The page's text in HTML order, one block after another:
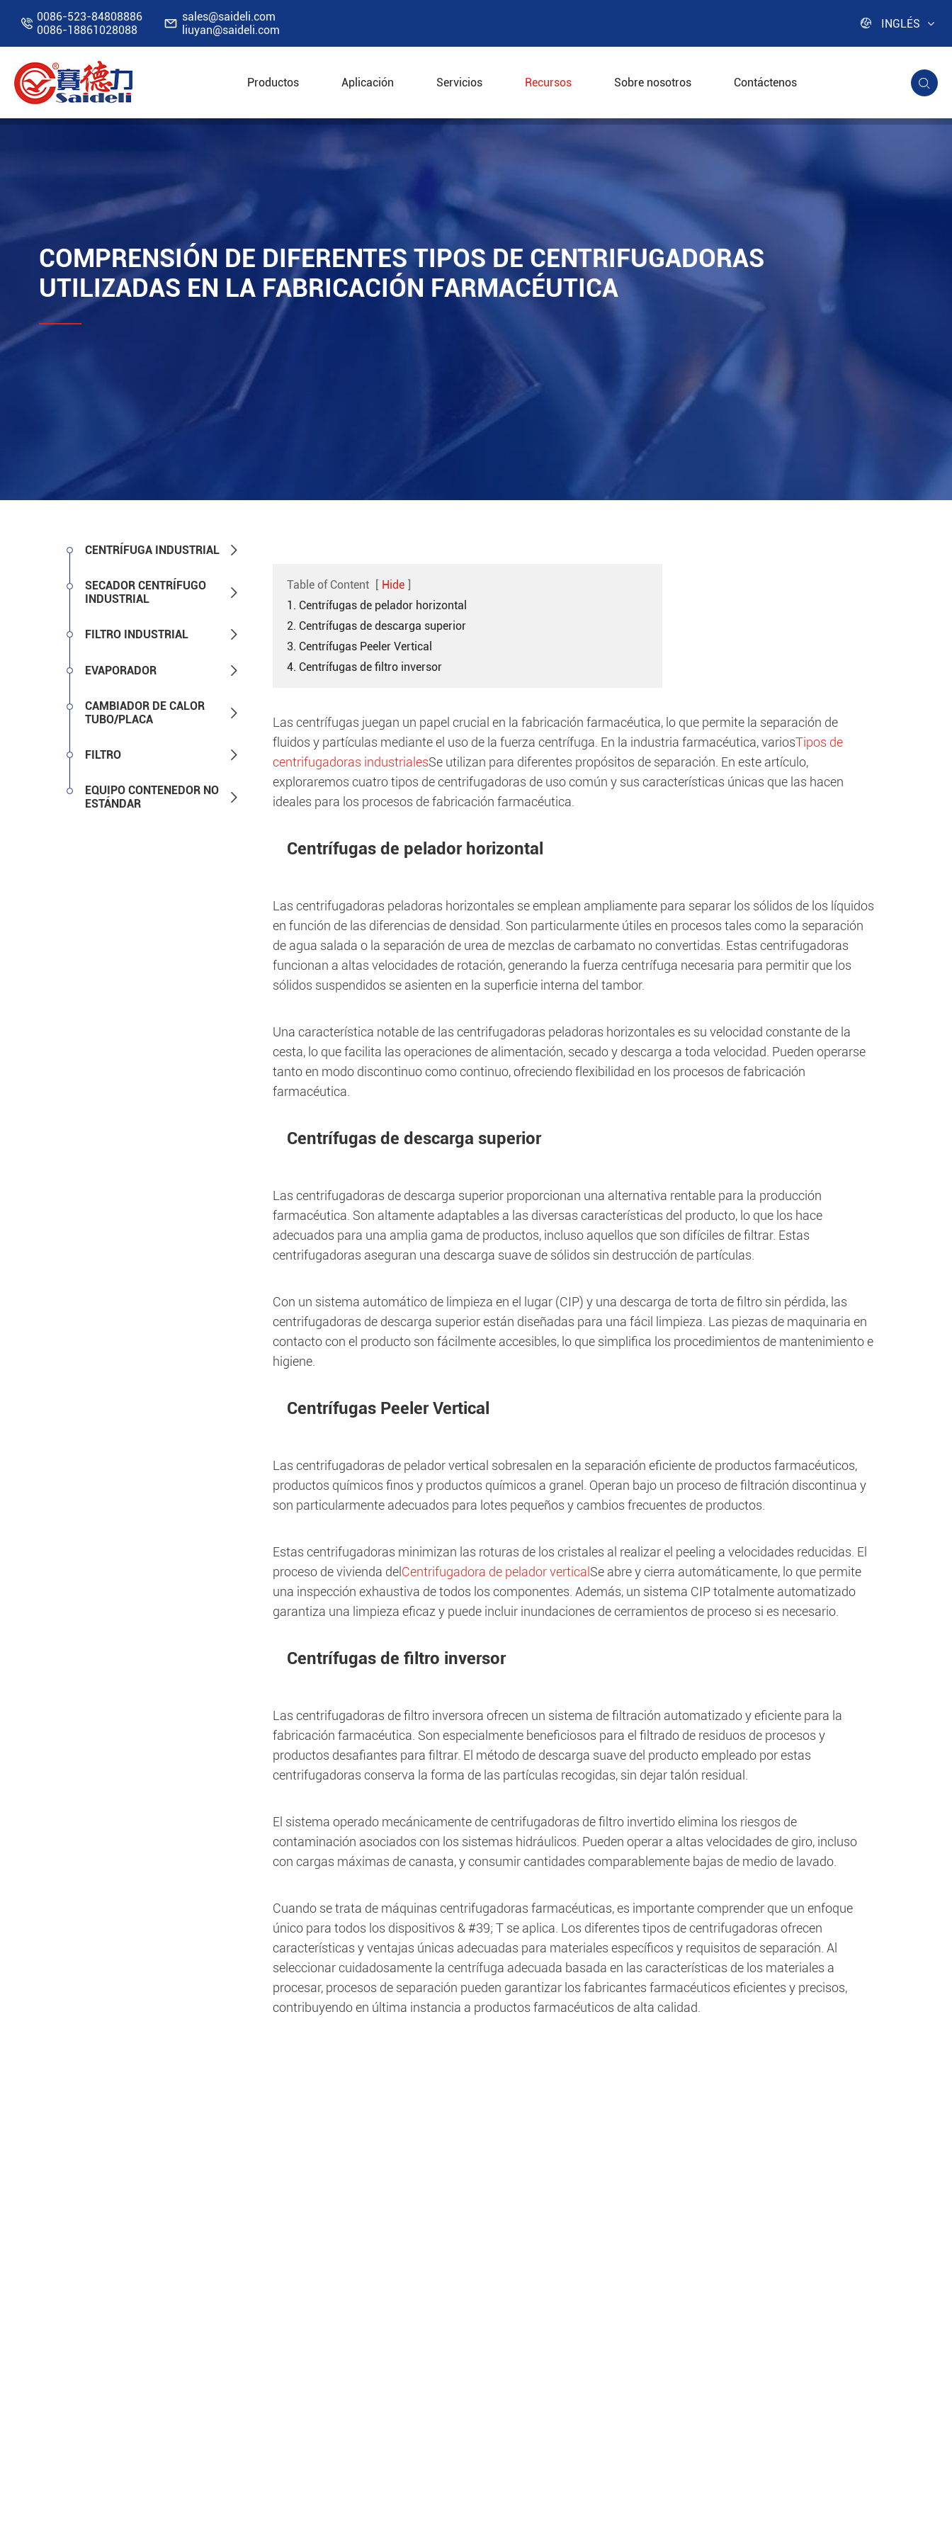
 0086-523-84808886
0086-18861028088
 sales@saideli.com
liuyan@saideli.com
 INGLÉS
Productos Aplicación Servicios Recursos Sobre nosotros Contáctenos 
Inicio Recursos
COMPRENSIÓN DE DIFERENTES TIPOS DE CENTRIFUGADORAS
UTILIZADAS EN LA FABRICACIÓN FARMACÉUTICA
CENTRÍFUGA INDUSTRIAL 
SECADOR CENTRÍFUGO
INDUSTRIAL

FILTRO INDUSTRIAL 
EVAPORADOR 
CAMBIADOR DE CALOR
TUBO/PLACA

FILTRO 
EQUIPO CONTENEDOR NO
ESTÁNDAR

Table of Content [ Hide ]
1. Centrífugas de pelador horizontal
2. Centrífugas de descarga superior
3. Centrífugas Peeler Vertical
4. Centrífugas de filtro inversor
Las centrífugas juegan un papel crucial en la fabricación farmacéutica, lo que permite la separación de
fluidos y partículas mediante el uso de la fuerza centrífuga. En la industria farmacéutica, variosTipos de
centrifugadoras industrialesSe utilizan para diferentes propósitos de separación. En este artículo,
exploraremos cuatro tipos de centrifugadoras de uso común y sus características únicas que las hacen
ideales para los procesos de fabricación farmacéutica.
Centrífugas de pelador horizontal
Las centrifugadoras peladoras horizontales se emplean ampliamente para separar los sólidos de los líquidos
en función de las diferencias de densidad. Son particularmente útiles en procesos tales como la separación
de agua salada o la separación de urea de mezclas de carbamato no convertidas. Estas centrifugadoras
funcionan a altas velocidades de rotación, generando la fuerza centrífuga necesaria para permitir que los
sólidos suspendidos se asienten en la superficie interna del tambor.
Una característica notable de las centrifugadoras peladoras horizontales es su velocidad constante de la
cesta, lo que facilita las operaciones de alimentación, secado y descarga a toda velocidad. Pueden operarse
tanto en modo discontinuo como continuo, ofreciendo flexibilidad en los procesos de fabricación
farmacéutica.
Centrífugas de descarga superior
Las centrifugadoras de descarga superior proporcionan una alternativa rentable para la producción
farmacéutica. Son altamente adaptables a las diversas características del producto, lo que los hace
adecuados para una amplia gama de productos, incluso aquellos que son difíciles de filtrar. Estas
centrifugadoras aseguran una descarga suave de sólidos sin destrucción de partículas.
Con un sistema automático de limpieza en el lugar (CIP) y una descarga de torta de filtro sin pérdida, las
centrifugadoras de descarga superior están diseñadas para una fácil limpieza. Las piezas de maquinaria en
contacto con el producto son fácilmente accesibles, lo que simplifica los procedimientos de mantenimiento e
higiene.
Centrífugas Peeler Vertical
Las centrifugadoras de pelador vertical sobresalen en la separación eficiente de productos farmacéuticos,
productos químicos finos y productos químicos a granel. Operan bajo un proceso de filtración discontinua y
son particularmente adecuados para lotes pequeños y cambios frecuentes de productos.
Estas centrifugadoras minimizan las roturas de los cristales al realizar el peeling a velocidades reducidas. El
proceso de vivienda del Centrifugadora de pelador vertical Se abre y cierra automáticamente, lo que permite
una inspección exhaustiva de todos los componentes. Además, un sistema CIP totalmente automatizado
garantiza una limpieza eficaz y puede incluir inundaciones de cerramientos de proceso si es necesario.
Centrífugas de filtro inversor
Las centrifugadoras de filtro inversora ofrecen un sistema de filtración automatizado y eficiente para la
fabricación farmacéutica. Son especialmente beneficiosos para el filtrado de residuos de procesos y
productos desafiantes para filtrar. El método de descarga suave del producto empleado por estas
centrifugadoras conserva la forma de las partículas recogidas, sin dejar talón residual.
El sistema operado mecánicamente de centrifugadoras de filtro invertido elimina los riesgos de
contaminación asociados con los sistemas hidráulicos. Pueden operar a altas velocidades de giro, incluso
con cargas máximas de canasta, y consumir cantidades comparablemente bajas de medio de lavado.
Cuando se trata de máquinas centrifugadoras farmacéuticas, es importante comprender que un enfoque
único para todos los dispositivos & #39; T se aplica. Los diferentes tipos de centrifugadoras ofrecen
características y ventajas únicas adecuadas para materiales específicos y requisitos de separación. Al
seleccionar cuidadosamente la centrífuga adecuada basada en las características de los materiales a
procesar, procesos de separación pueden garantizar los fabricantes farmacéuticos eficientes y precisos,
contribuyendo en última instancia a productos farmacéuticos de alta calidad.